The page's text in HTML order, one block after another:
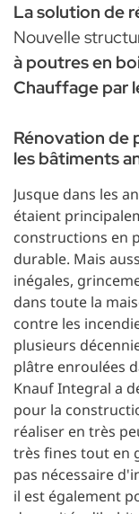
La solution de
Nouvelle
à poutres en
Chauffage par
Rénovation de
les bâtiments
Jusque dans les
étaient
constructions en
durable. Mais
inégales,
dans toute la
contre les
plusieurs
plâtre enroulées
Knauf Integral a
pour la
réaliser en très
très fines tout en
pas nécessaire
il est également